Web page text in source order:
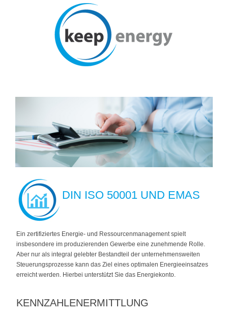
DIN ISO 50001 UND EMAS
Ein zertifiziertes Energie- und Ressourcenmanagement spielt
insbesondere im produzierenden Gewerbe eine zunehmende Rolle.
Aber nur als integral gelebter Bestandteil der unternehmensweiten
Steuerungsprozesse kann das Ziel eines optimalen Energieeinsatzes
erreicht werden. Hierbei unterstützt Sie das Energiekonto.
KENNZAHLENERMITTLUNG